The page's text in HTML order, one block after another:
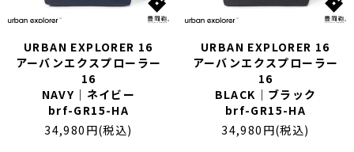
URBAN EXPLORER 16
アーバンエクスプローラー
16
NAVY｜ネイビー
brf-GR15-HA
34,980円(税込)
URBAN EXPLORER 16
アーバンエクスプローラー
16
BLACK｜ブラック
brf-GR15-HA
34,980円(税込)